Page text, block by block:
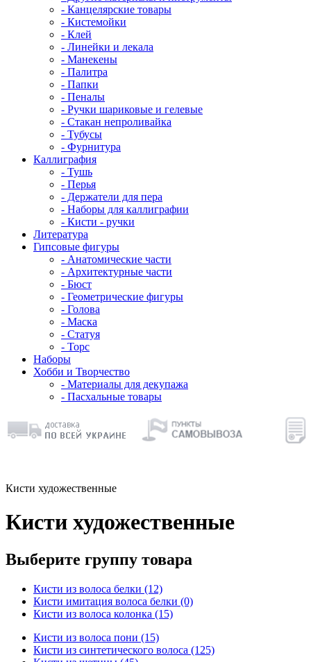
- Канцелярские товары
- Кистемойки
- Клей
- Линейки и лекала
- Манекены
- Палитра
- Папки
- Пеналы
- Ручки шариковые и гелевые
- Стакан непроливайка
- Тубусы
- Фурнитура
Каллиграфия
- Тушь
- Перья
- Держатели для пера
- Наборы для каллиграфии
- Кисти - ручки
Литература
Гипсовые фигуры
- Анатомические части
- Архитектурные части
- Бюст
- Геометрические фигуры
- Голова
- Маска
- Статуя
- Торс
Наборы
Хобби и Творчество
- Материалы для декупажа
- Пасхальные товары
Кисти художественные
Кисти художественные
Выберите группу товара
Кисти из волоса белки (12)
Кисти имитация волоса белки (0)
Кисти из волоса колонка (15)
Кисти из волоса пони (15)
Кисти из синтетического волоса (125)